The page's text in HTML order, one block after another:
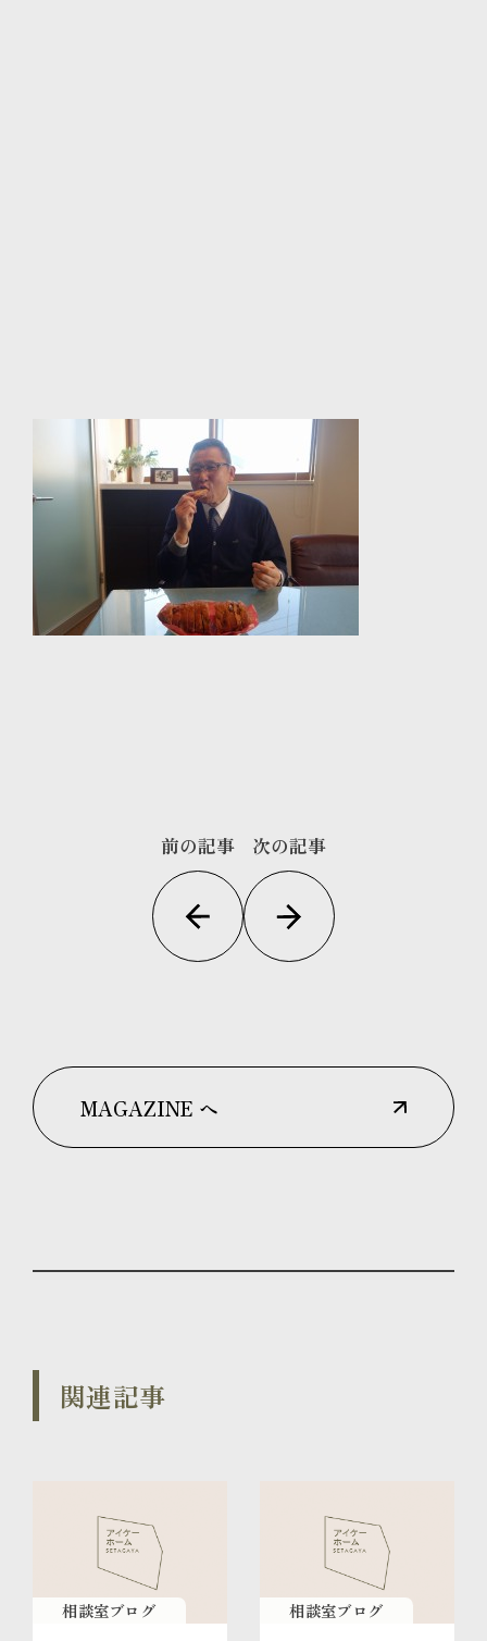
前の記事 次の記事
MAGAZINE へ
関連記事
相談室ブログ 相談室ブログ